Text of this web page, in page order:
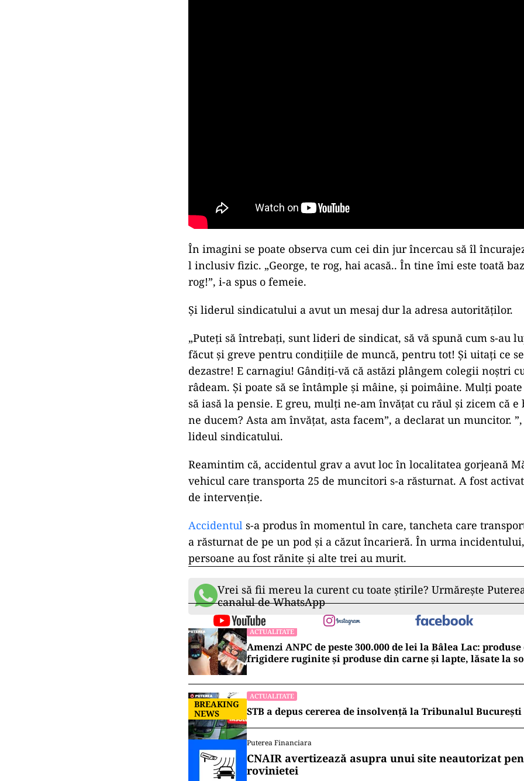
În imagini se poate observa cum cei din jur încercau să îl
l inclusiv fizic. „George, te rog, hai acasă.. În tine îmi este toată
rog!”, i-a spus o femeie.
Și liderul sindicatului a avut un mesaj dur la adresa autorităților.
„Puteţi să întrebaţi, sunt lideri de sindicat, să vă spună cum s-au
făcut şi greve pentru condiţiile de muncă, pentru tot! Şi uitaţi ce
dezastre! E carnagiu! Gândiţi-vă că astăzi plângem colegii noştri
râdeam. Şi poate să se întâmple şi mâine, şi poimâine. Mulţi
să iasă la pensie. E greu, mulţi ne-am învăţat cu răul şi zicem că e
ne ducem? Asta am învăţat, asta facem”, a declarat un muncitor.
lideul sindicatului.
Reamintim că, accidentul grav a avut loc în localitatea gorjeană
vehicul care transporta 25 de muncitori s-a răsturnat. A fost
de intervenție.
Accidentul s-a produs în momentul în care, tancheta care
a răsturnat de pe un pod și a căzut încarieră. În urma
persoane au fost rănite și alte trei au murit.
Vrei să fii mereu la curent cu toate știrile? Urmărește
canalul de WhatsApp
ACTUALITATE
Amenzi ANPC de peste 300.000 de lei la Bâlea Lac:
frigidere ruginite și produse din carne și lapte, lăsate la
BREAKING
NEWS
ACTUALITATE
STB a depus cererea de insolvență la Tribunalul București
Puterea Financiara
CNAIR avertizează asupra unui site neautorizat
rovinietei